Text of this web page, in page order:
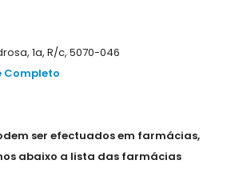
1a, R/c, 5070-046
Completo
ser efectuados em farmácias,
abaixo a lista das farmácias